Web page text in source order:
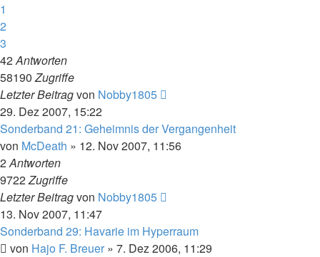
1
2
3
42Antworten
58190Zugriffe
Letzter Beitragvon Nobby1805
29. Dez 2007, 15:22
Sonderband 21: Geheimnis der Vergangenheit
von McDeath » 12. Nov 2007, 11:56
2Antworten
9722Zugriffe
Letzter Beitragvon Nobby1805
13. Nov 2007, 11:47
Sonderband 29: Havarie im Hyperraum
von Hajo F. Breuer » 7. Dez 2006, 11:29